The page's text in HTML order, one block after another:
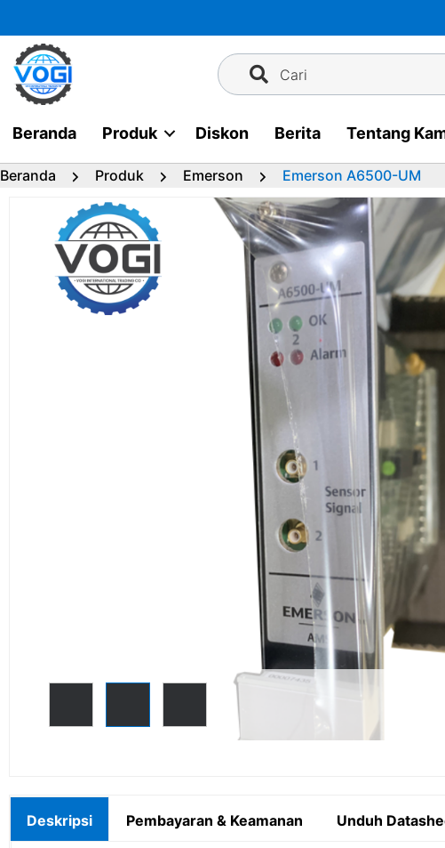
ke
konten
Cari
Beranda Produk Diskon Berita Tentang
Beranda Produk Emerson Emerson A6500-UM
Deskripsi Pembayaran & Keamanan Unduh